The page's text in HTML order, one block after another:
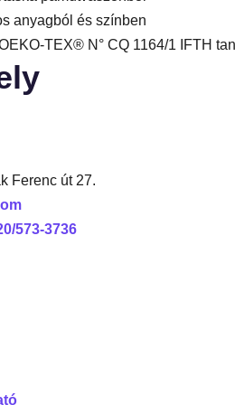
anyagból és színben
TEX® N° CQ 1164/1 IFTH
Ferenc út 27.
573-3736